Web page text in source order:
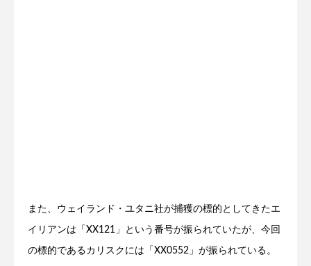
また、ウェイランド・ユタニ社が捕獲の標的としてきたエ
イリアンは「XX121」という番号が振られていたが、今回
の標的であるカリスクには「XX0552」が振られている。